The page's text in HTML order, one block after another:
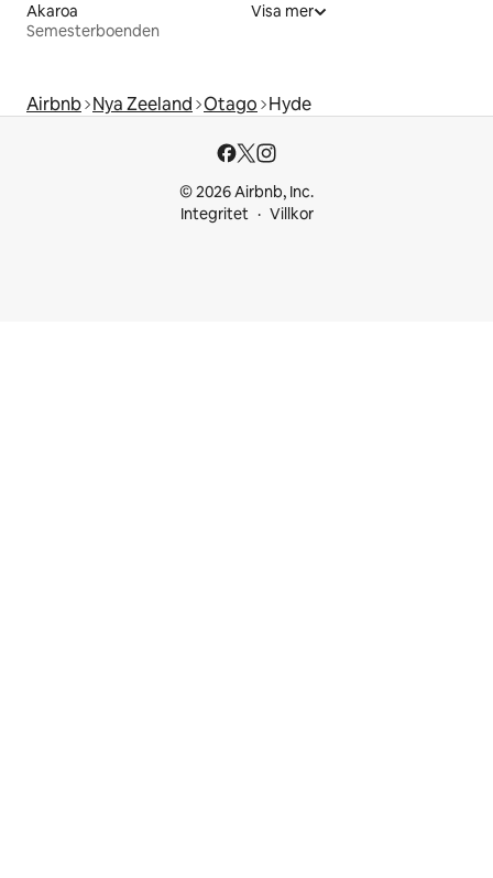
Akaroa
Semesterboenden
Visa mer
Airbnb Nya Zeeland Otago Hyde
© 2026 Airbnb, Inc.
Integritet
Villkor